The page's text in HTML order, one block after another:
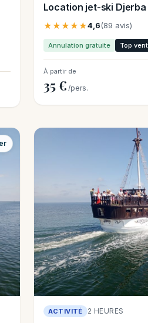
Location jet-ski
★★★★★4,6(89 avis)
Annulation gratuite Top
À partir de
35 € /pers.
ACTIVITÉ 2 HEURES